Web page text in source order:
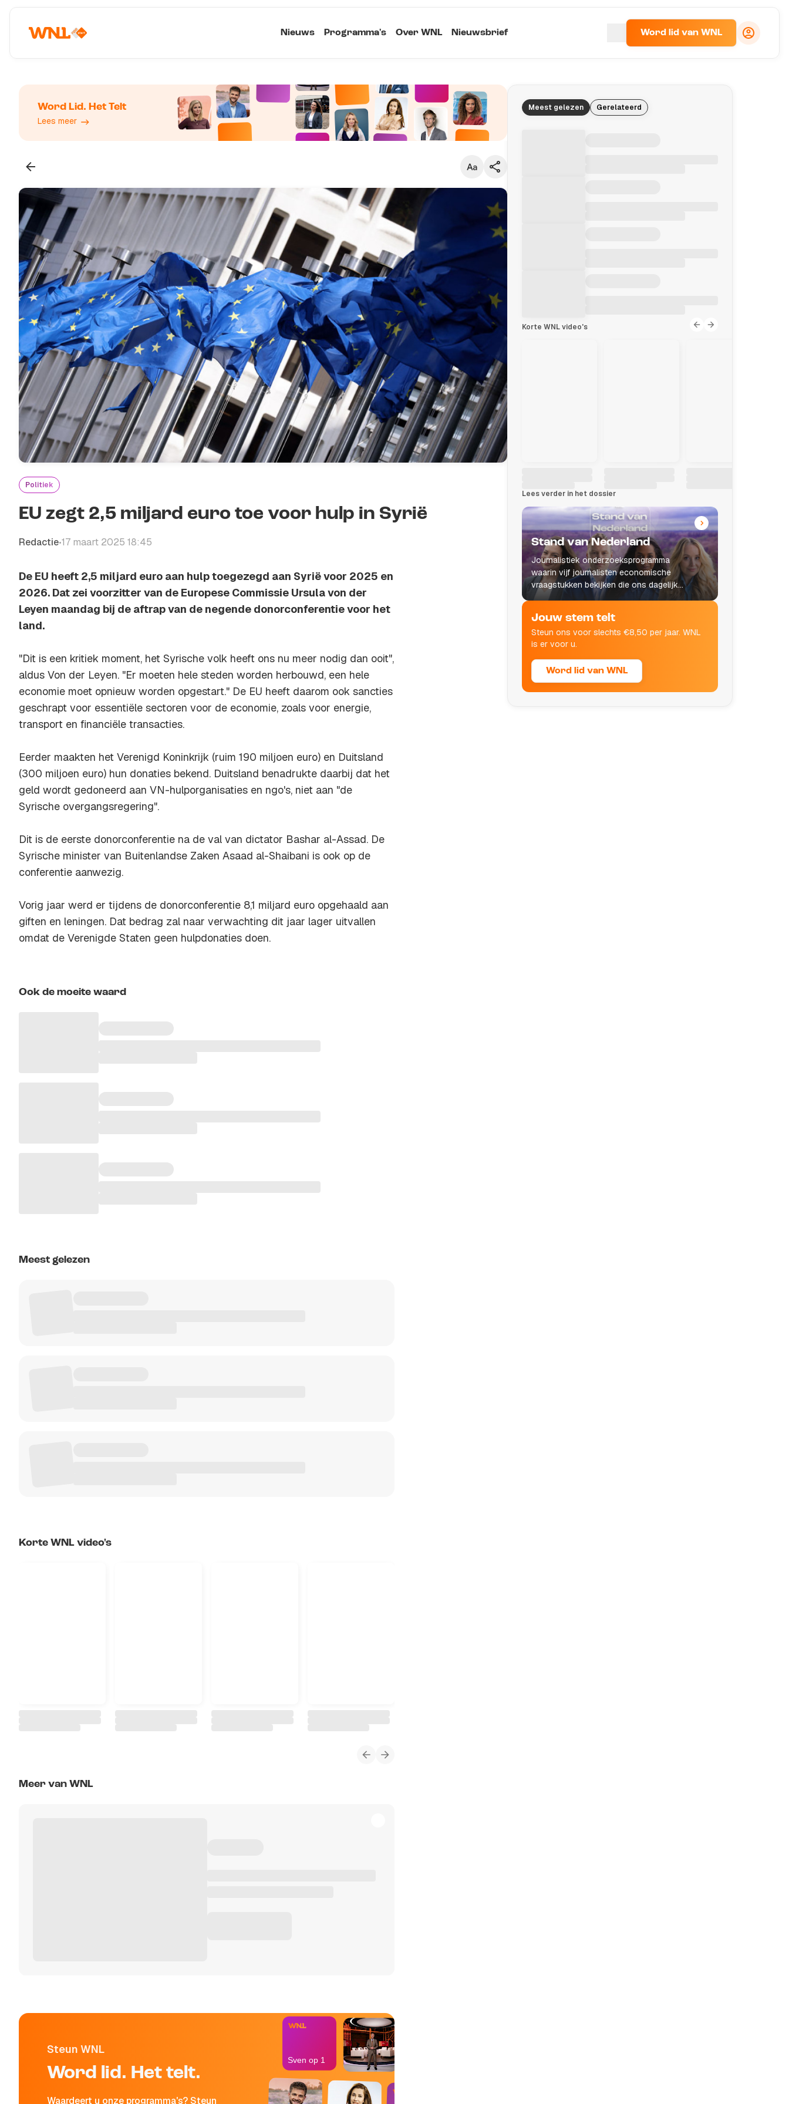
Nieuws Programma's Over WNL Nieuwsbrief Word lid van WNL
Word Lid. Het Telt
Lees meer
Groot
Politiek
EU zegt 2,5 miljard euro toe voor hulp in Syrië
Redactie•17 maart 2025 18:45
De EU heeft 2,5 miljard euro aan hulp toegezegd aan Syrië voor 2025 en
2026. Dat zei voorzitter van de Europese Commissie Ursula von der
Leyen maandag bij de aftrap van de negende donorconferentie voor het
land.
"Dit is een kritiek moment, het Syrische volk heeft ons nu meer nodig dan ooit",
aldus Von der Leyen. "Er moeten hele steden worden herbouwd, een hele
economie moet opnieuw worden opgestart." De EU heeft daarom ook sancties
geschrapt voor essentiële sectoren voor de economie, zoals voor energie,
transport en financiële transacties.
Eerder maakten het Verenigd Koninkrijk (ruim 190 miljoen euro) en Duitsland
(300 miljoen euro) hun donaties bekend. Duitsland benadrukte daarbij dat het
geld wordt gedoneerd aan VN-hulporganisaties en ngo's, niet aan "de
Syrische overgangsregering".
Dit is de eerste donorconferentie na de val van dictator Bashar al-Assad. De
Syrische minister van Buitenlandse Zaken Asaad al-Shaibani is ook op de
conferentie aanwezig.
Vorig jaar werd er tijdens de donorconferentie 8,1 miljard euro opgehaald aan
giften en leningen. Dat bedrag zal naar verwachting dit jaar lager uitvallen
omdat de Verenigde Staten geen hulpdonaties doen.
Ook de moeite waard
Meest gelezen
Korte WNL video's
Meer van WNL
Steun WNL
Word lid. Het telt.
Waardeert u onze programma's? Steun
Sven op 1
Meest gelezen Gerelateerd
Korte WNL video's
Lees verder in het dossier
Stand van Nederland
Journalistiek onderzoeksprogramma
waarin vijf journalisten economische
vraagstukken bekijken die ons dagelijks
leven raken.
Jouw stem telt
Steun ons voor slechts €8,50 per jaar. WNL
is er voor u.
Word lid van WNL